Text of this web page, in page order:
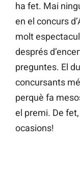
ha fet. Mai
en el concurs
molt
després
preguntes. El
concursants
perquè fa
el premi. De
ocasions!